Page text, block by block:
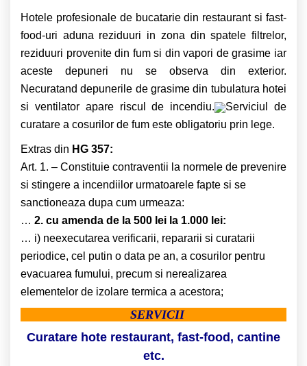
Hotele profesionale de bucatarie din restaurant si fast-
food-uri aduna reziduuri in zona din spatele filtrelor,
reziduuri provenite din fum si din vapori de grasime iar
aceste depuneri nu se observa din exterior.
Necuratand depunerile de grasime din tubulatura hotei
si ventilator apare riscul de incendiu.
Serviciul de
curatare a cosurilor de fum este obligatoriu prin lege.
Extras din HG 357:
Art. 1. – Constituie contraventii la normele de prevenire
si stingere a incendiilor urmatoarele fapte si se
sanctioneaza dupa cum urmeaza:
… 2. cu amenda de la 500 lei la 1.000 lei:
… i) neexecutarea verificarii, repararii si curatarii
periodice, cel putin o data pe an, a cosurilor pentru
evacuarea fumului, precum si nerealizarea
elementelor de izolare termica a acestora;
SERVICII
Curatare hote restaurant, fast-food, cantine
etc.